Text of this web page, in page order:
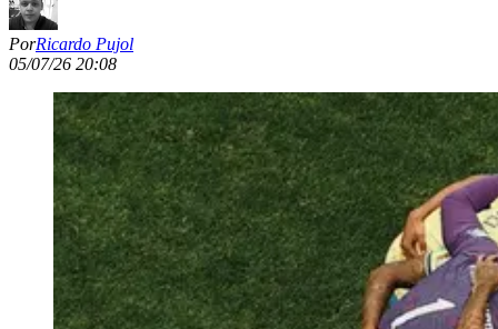
PorRicardo Pujol
05/07/26 20:08